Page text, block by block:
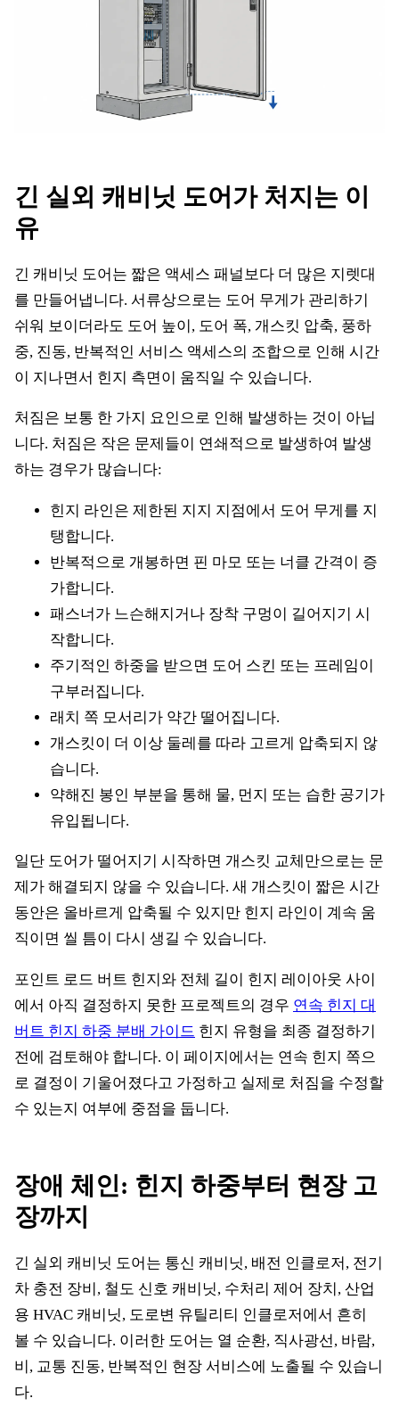
긴 실외 캐비닛 도어가 처지는 이
유
긴 캐비닛 도어는 짧은 액세스 패널보다 더 많은 지렛대
를 만들어냅니다. 서류상으로는 도어 무게가 관리하기
쉬워 보이더라도 도어 높이, 도어 폭, 개스킷 압축, 풍하
중, 진동, 반복적인 서비스 액세스의 조합으로 인해 시간
이 지나면서 힌지 측면이 움직일 수 있습니다.
처짐은 보통 한 가지 요인으로 인해 발생하는 것이 아닙
니다. 처짐은 작은 문제들이 연쇄적으로 발생하여 발생
하는 경우가 많습니다:
힌지 라인은 제한된 지지 지점에서 도어 무게를 지
탱합니다.
반복적으로 개봉하면 핀 마모 또는 너클 간격이 증
가합니다.
패스너가 느슨해지거나 장착 구멍이 길어지기 시
작합니다.
주기적인 하중을 받으면 도어 스킨 또는 프레임이
구부러집니다.
래치 쪽 모서리가 약간 떨어집니다.
개스킷이 더 이상 둘레를 따라 고르게 압축되지 않
습니다.
약해진 봉인 부분을 통해 물, 먼지 또는 습한 공기가
유입됩니다.
일단 도어가 떨어지기 시작하면 개스킷 교체만으로는 문
제가 해결되지 않을 수 있습니다. 새 개스킷이 짧은 시간
동안은 올바르게 압축될 수 있지만 힌지 라인이 계속 움
직이면 씰 틈이 다시 생길 수 있습니다.
포인트 로드 버트 힌지와 전체 길이 힌지 레이아웃 사이
에서 아직 결정하지 못한 프로젝트의 경우 연속 힌지 대
버트 힌지 하중 분배 가이드 힌지 유형을 최종 결정하기
전에 검토해야 합니다. 이 페이지에서는 연속 힌지 쪽으
로 결정이 기울어졌다고 가정하고 실제로 처짐을 수정할
수 있는지 여부에 중점을 둡니다.
장애 체인: 힌지 하중부터 현장 고
장까지
긴 실외 캐비닛 도어는 통신 캐비닛, 배전 인클로저, 전기
차 충전 장비, 철도 신호 캐비닛, 수처리 제어 장치, 산업
용 HVAC 캐비닛, 도로변 유틸리티 인클로저에서 흔히
볼 수 있습니다. 이러한 도어는 열 순환, 직사광선, 바람,
비, 교통 진동, 반복적인 현장 서비스에 노출될 수 있습니
다.